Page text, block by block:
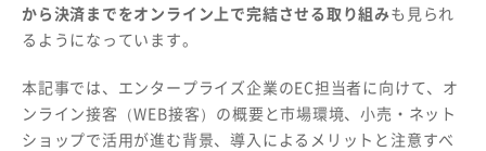
から決済までをオンライン上で完結させる取り組みも見られ
るようになっています。
本記事では、エンタープライズ企業のEC担当者に向けて、オ
ンライン接客（WEB接客）の概要と市場環境、小売・ネット
ショップで活用が進む背景、導入によるメリットと注意すべ